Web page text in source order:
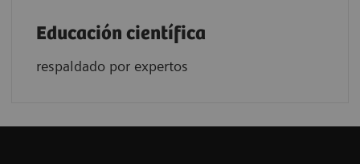
Educación científica
respaldado por expertos